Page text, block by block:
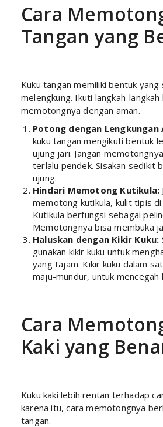
Cara
Tangan yang
Kuku tangan memiliki bentuk yang
melengkung. Ikuti langkah-
memotongnya dengan aman.
Potong dengan Lengkungan
kuku tangan mengikuti bentuk
ujung jari. Jangan
terlalu pendek. Sisakan sedikit
ujung.
Hindari Memotong Kutikula:
memotong kutikula, kulit tipis di
Kutikula berfungsi sebagai
Memotongnya bisa membuka
Haluskan dengan Kikir Kuku:
gunakan kikir kuku untuk
yang tajam. Kikir kuku dalam
maju-mundur, untuk mencegah
Cara
Kaki yang
Kuku kaki lebih rentan terhadap
karena itu, cara memotongnya
tangan.